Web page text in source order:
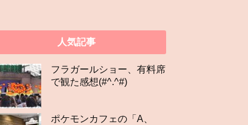
人気記事
フラガールショー、有料席
で観た感想(#^.^#)
ポケモンカフェの「A、